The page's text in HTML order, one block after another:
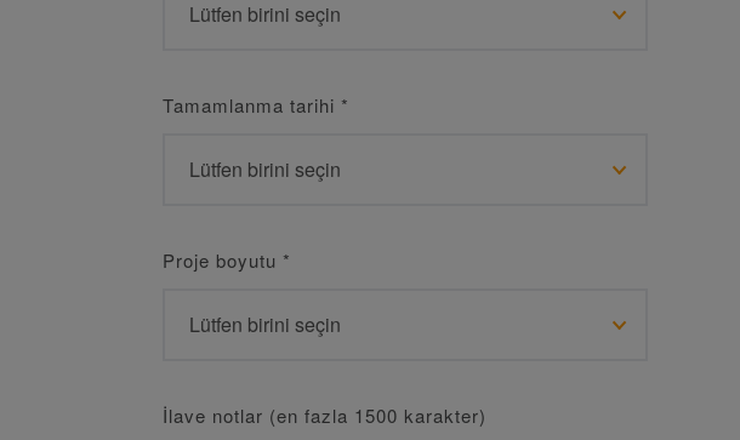
Tamamlanma tarihi *
Proje boyutu *
İlave notlar (en fazla 1500 karakter)